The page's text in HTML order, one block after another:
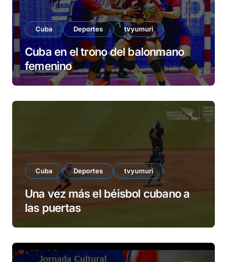
Cuba Deportes tvyumuri
Cuba en el trono del balonmano
femenino
Cuba Deportes tvyumuri
Una vez más el béisbol cubano a
las puertas